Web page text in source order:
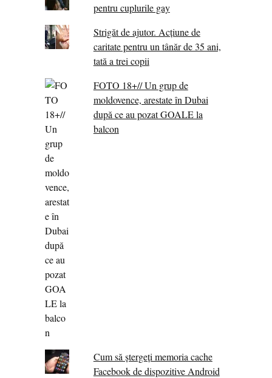
pentru cuplurile gay
Strigăt de ajutor. Acțiune de
caritate pentru un tânăr de 35 ani,
tată a trei copii
FOTO 18+// Un grup de
moldovence, arestate în Dubai
după ce au pozat GOALE la
balcon
Cum să ștergeți memoria cache
Facebook de dispozitive Android